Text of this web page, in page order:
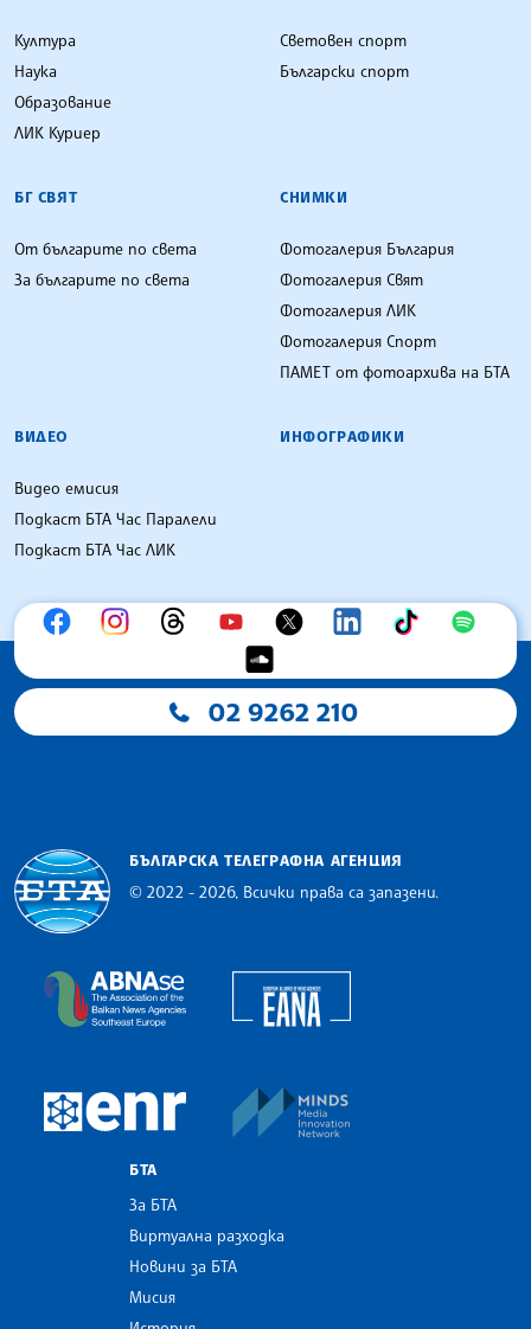
Култура
Наука
Образование
ЛИК Куриер
Световен спорт
Български спорт
БГ СВЯТ
От българите по света
За българите по света
СНИМКИ
Фотогалерия България
Фотогалерия Свят
Фотогалерия ЛИК
Фотогалерия Спорт
ПАМЕТ от фотоархива на БТА
ВИДЕО
Видео емисия
Подкаст БТА Час Паралели
Подкаст БТА Час ЛИК
ИНФОГРАФИКИ
02 9262 210
БЪЛГАРСКА ТЕЛЕГРАФНА АГЕНЦИЯ
© 2022 - 2026, Всички права са запазени.
The Assocoation of the Balkan News Agencies
European Newsroom
БТА
За БТА
Виртуална разходка
Новини за БТА
Мисия